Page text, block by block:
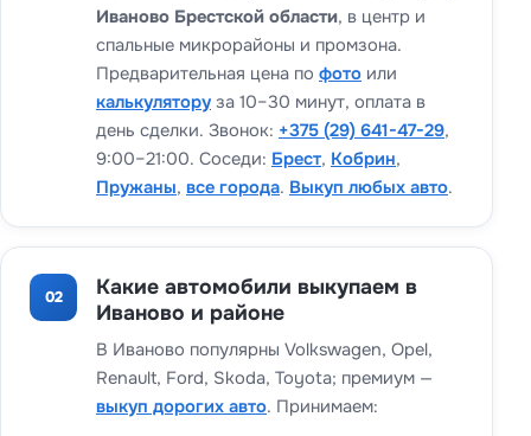
Иваново Брестской области, в центр и
спальные микрорайоны и промзона.
Предварительная цена по фото или
калькулятору за 10–30 минут, оплата в
день сделки. Звонок: +375 (29) 641-47-29,
9:00–21:00. Соседи: Брест, Кобрин,
Пружаны, все города. Выкуп любых авто.
02
Какие автомобили выкупаем в
Иваново и районе
В Иваново популярны Volkswagen, Opel,
Renault, Ford, Skoda, Toyota; премиум —
выкуп дорогих авто. Принимаем: